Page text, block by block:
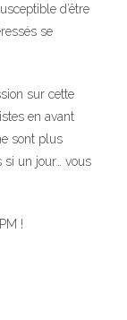
d’être
se
sur cette
en avant
sont plus
si un jour… vous
!